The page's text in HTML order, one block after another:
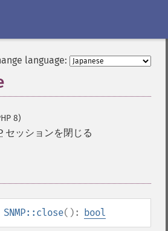
language:
8)
セッションを閉じる
SNMP::close(): bool